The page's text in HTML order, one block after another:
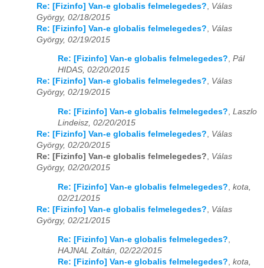
Re: [Fizinfo] Van-e globalis felmelegedes?
Válas
György, 02/18/2015
Re: [Fizinfo] Van-e globalis felmelegedes?
Válas
György, 02/19/2015
Re: [Fizinfo] Van-e globalis felmelegedes?, Pál
HIDAS, 02/20/2015
Re: [Fizinfo] Van-e globalis felmelegedes?, Válas
György, 02/19/2015
Re: [Fizinfo] Van-e globalis felmelegedes? Laszlo
Lindeisz, 02/20/2015
Re: [Fizinfo] Van-e globalis felmelegedes?
Válas
György, 02/20/2015
Re: [Fizinfo] Van-e globalis felmelegedes?
Válas
György, 02/20/2015
Re: [Fizinfo] Van-e globalis felmelegedes? kota,
02/21/2015
Re: [Fizinfo] Van-e globalis felmelegedes?
Válas
György, 02/21/2015
Re: [Fizinfo] Van-e globalis felmelegedes?,
HAJNAL Zoltán, 02/22/2015
Re: [Fizinfo] Van-e globalis felmelegedes?, kota,